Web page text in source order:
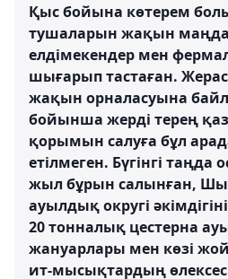
Қыс бойына көтерем
тушаларын жақын
елдімекендер мен
шығарып тастаған.
жақын орналасуына
бойынша жерді терең
қорымын салуға бұл
етілмеген. Бүгінгі таңда
жыл бұрын салынған,
ауылдық округі
20 тонналық цестерна
жануарлары мен көзі
ит-мысықтардың